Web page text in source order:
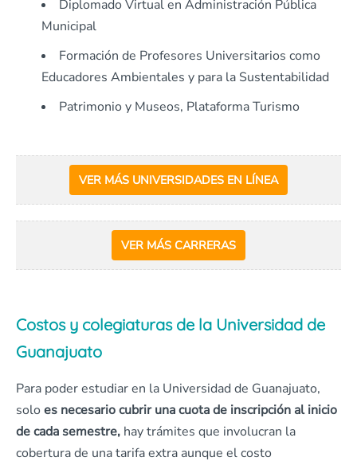
Diplomado Virtual en Administración Pública
Municipal
Formación de Profesores Universitarios como
Educadores Ambientales y para la Sustentabilidad
Patrimonio y Museos, Plataforma Turismo
VER MÁS UNIVERSIDADES EN LÍNEA
VER MÁS CARRERAS
Costos y colegiaturas de la Universidad de
Guanajuato
Para poder estudiar en la Universidad de Guanajuato,
solo es necesario cubrir una cuota de inscripción al inicio
de cada semestre, hay trámites que involucran la
cobertura de una tarifa extra aunque el costo